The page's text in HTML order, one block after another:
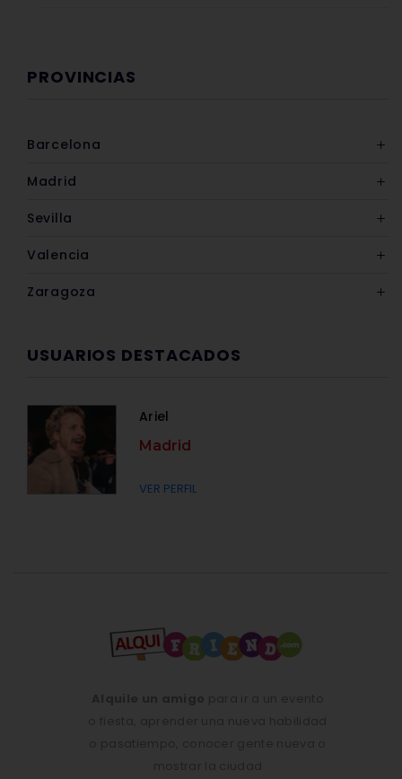
PROVINCIAS
Barcelona
Madrid
Sevilla
Valencia
Zaragoza
USUARIOS DESTACADOS
Ariel
Madrid
VER PERFIL